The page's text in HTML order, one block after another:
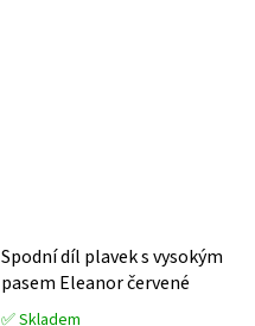
Spodní díl plavek s vysokým
pasem Eleanor červené
✅ Skladem